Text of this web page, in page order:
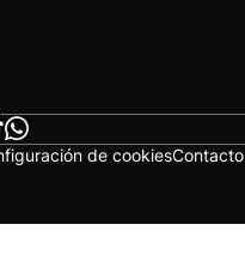
de cookiesContacto